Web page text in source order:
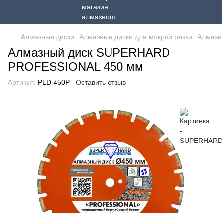
Алмазные диски Алмазные диски для мокрой резки
Алмазный диск SUPERHARD
PROFESSIONAL 450 мм
Артикул: PLD-450P Оставить отзыв